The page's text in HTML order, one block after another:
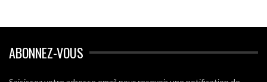
ABONNEZ-VOUS